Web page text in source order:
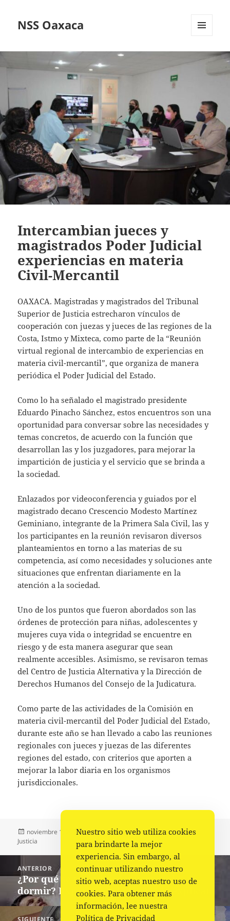
NSS Oaxaca
WIDGETS
Intercambian jueces y
magistrados Poder Judicial
experiencias en materia
Civil-Mercantil
OAXACA. Magistradas y magistrados del Tribunal
Superior de Justicia estrecharon vínculos de
cooperación con juezas y jueces de las regiones de la
Costa, Istmo y Mixteca, como parte de la “Reunión
virtual regional de intercambio de experiencias en
materia civil-mercantil”, que organiza de manera
periódica el Poder Judicial del Estado.
Como lo ha señalado el magistrado presidente
Eduardo Pinacho Sánchez, estos encuentros son una
oportunidad para conversar sobre las necesidades y
temas concretos, de acuerdo con la función que
desarrollan las y los juzgadores, para mejorar la
impartición de justicia y el servicio que se brinda a
la sociedad.
Enlazados por videoconferencia y guiados por el
magistrado decano Crescencio Modesto Martínez
Geminiano, integrante de la Primera Sala Civil, las y
los participantes en la reunión revisaron diversos
planteamientos en torno a las materias de su
competencia, así como necesidades y soluciones ante
situaciones que enfrentan diariamente en la
atención a la sociedad.
Uno de los puntos que fueron abordados son las
órdenes de protección para niñas, adolescentes y
mujeres cuya vida o integridad se encuentre en
riesgo y de esta manera asegurar que sean
realmente accesibles. Asimismo, se revisaron temas
del Centro de Justicia Alternativa y la Dirección de
Derechos Humanos del Consejo de la Judicatura.
Como parte de las actividades de la Comisión en
materia civil-mercantil del Poder Judicial del Estado,
durante este año se han llevado a cabo las reuniones
regionales con jueces y juezas de las diferentes
regiones del estado, con criterios que aporten a
mejorar la labor diaria en los organismos
jurisdiccionales.
Publicado
el
noviembre 1, 2022 Autor
Comunicado Poder Judicial
Categorías
Justicia
de
entradas
ANTERIOR
Entrada
anterior:
¿Por qué se te “sube el muerto” al
dormir? Expertos de la UNAM te explican
SIGUIENTE
Nuestro sitio web utiliza cookies
para brindarte la mejor
experiencia. Sin embargo, al
continuar utilizando nuestro
sitio web, aceptas nuestro uso de
cookies. Para obtener más
información, lee nuestra
Política de Privacidad